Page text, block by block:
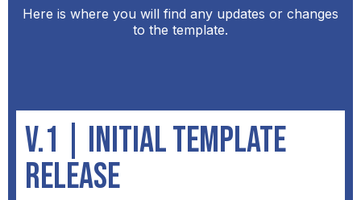
Here is where you will find any updates or changes
to the template.
V.1 | Initial Template
Release